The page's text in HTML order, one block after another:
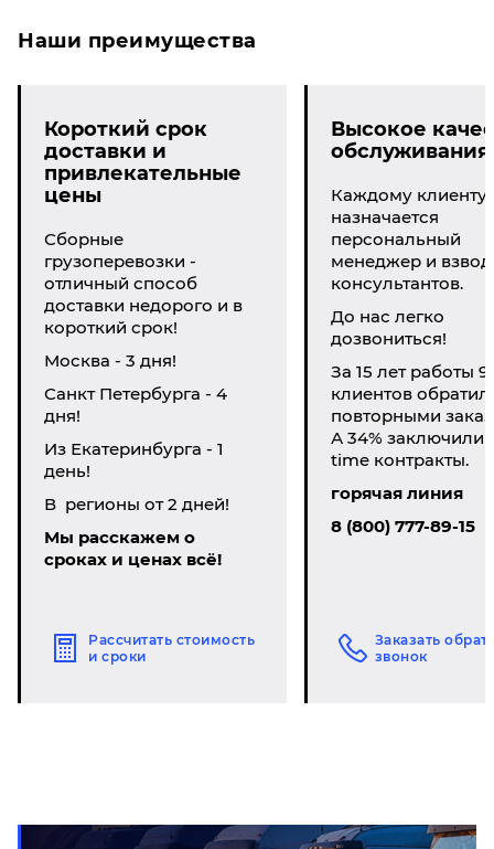
Наши преимущества
Короткий срок
доставки и
привлекательные
цены
Сборные
грузоперевозки -
отличный способ
доставки недорого и в
короткий срок!
Москва - 3 дня!
Санкт Петербурга - 4
дня!
Из Екатеринбурга - 1
день!
В регионы от 2 дней!
Мы расскажем о
сроках и ценах всё!
Рассчитать стоимость
и сроки
Высокое
обслуживания
Каждому клиенту
назначается
персональный
менеджер и взвод
консультантов.
До нас легко
дозвониться!
За 15 лет работы
клиентов
повторными
А 34% заключили
time контракты.
горячая линия
8 (800) 777-89-15
Заказать
звонок